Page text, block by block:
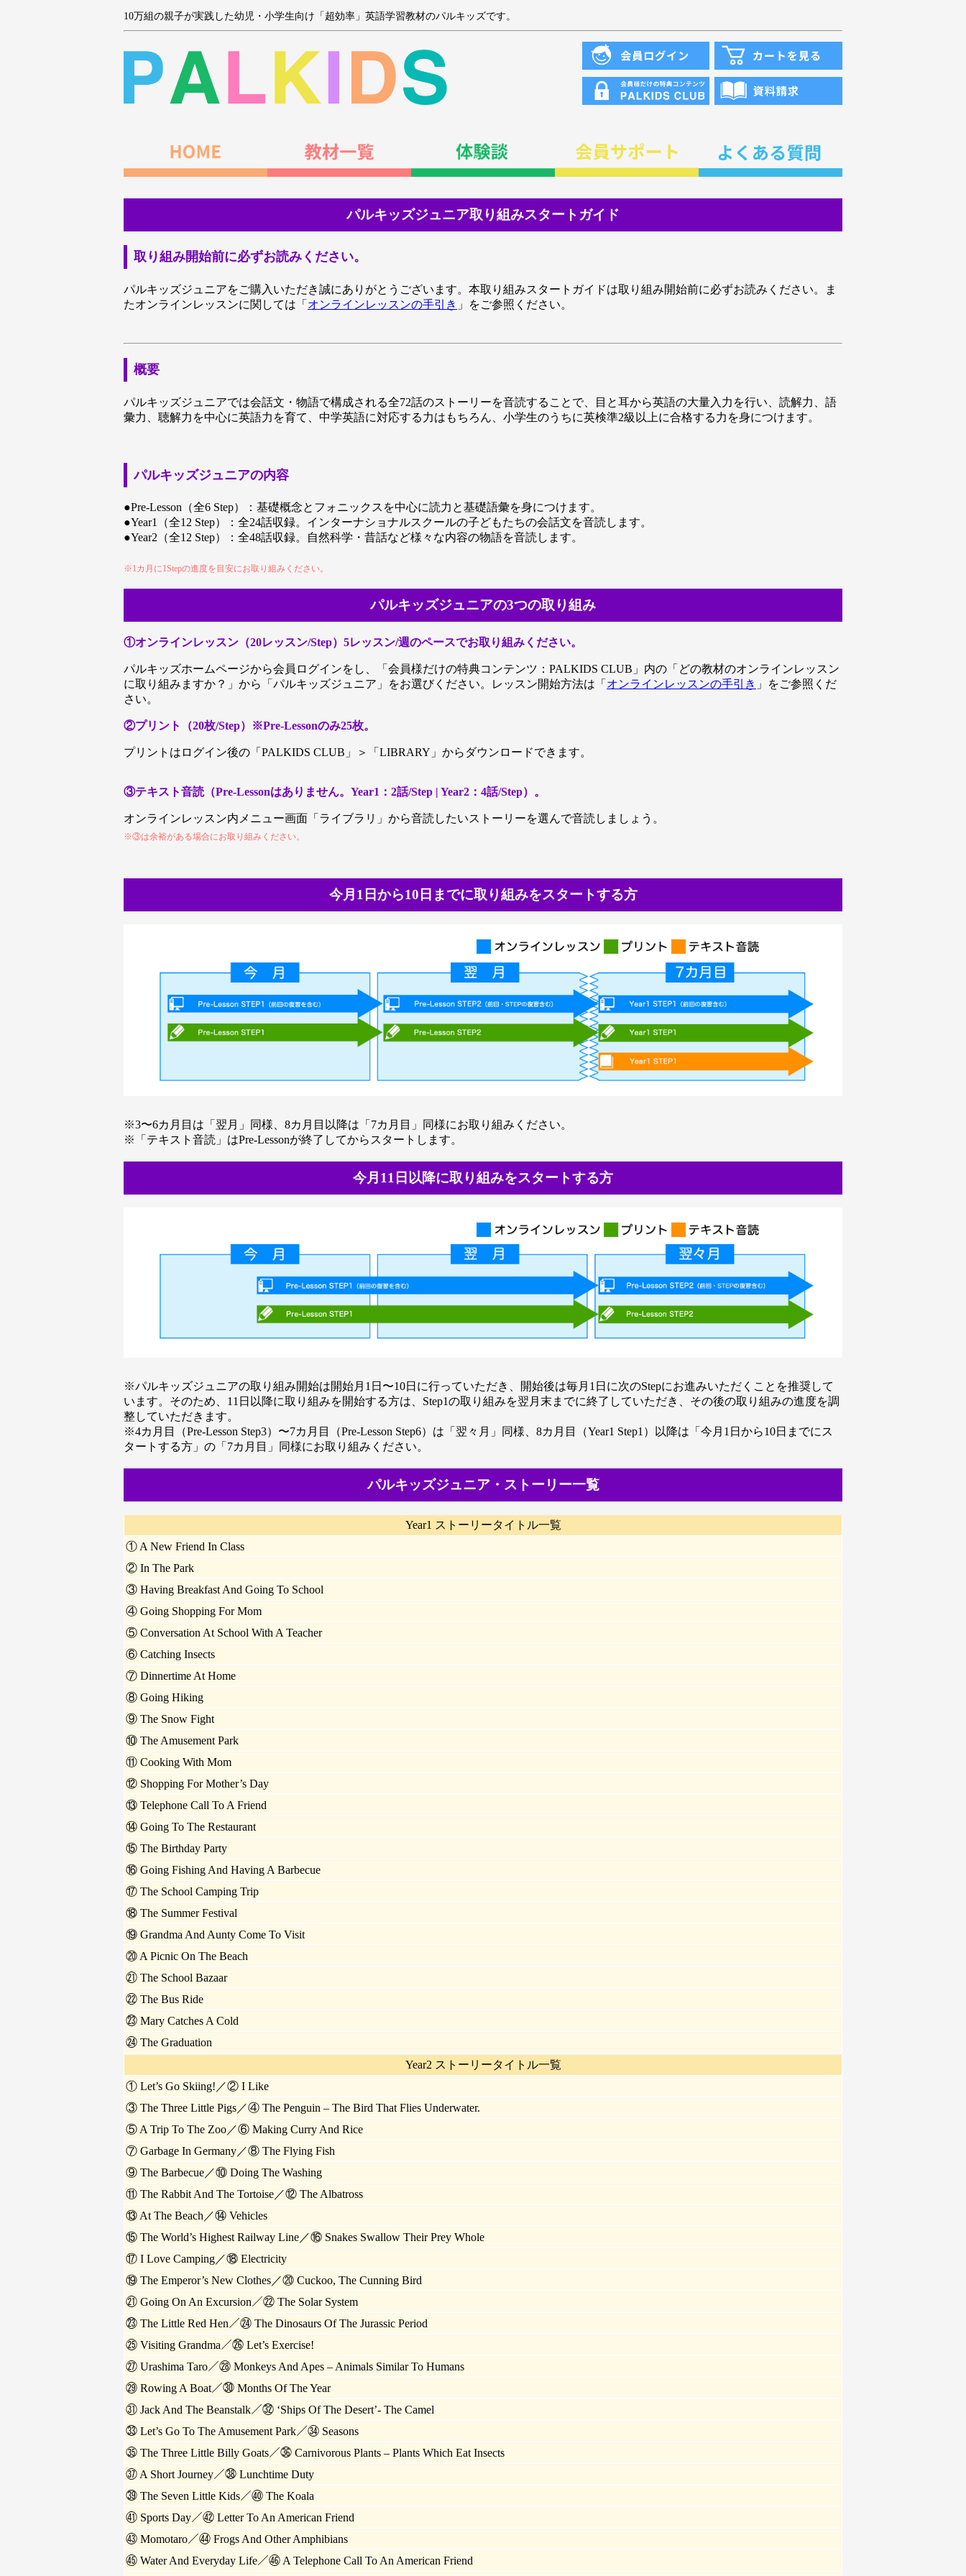
10万組の親子が実践した幼児・小学生向け「超効率」英語学習教材のパルキッズです。
パルキッズジュニア取り組みスタートガイド
取り組み開始前に必ずお読みください。
パルキッズジュニアをご購入いただき誠にありがとうございます。本取り組みスタートガイドは取り組み開始前に必ずお読みください。ま
たオンラインレッスンに関しては「 オンラインレッスンの手引き 」をご参照ください。
概要
パルキッズジュニアでは会話文・物語で構成される全72話のストーリーを音読することで、目と耳から英語の大量入力を行い、読解力、語
彙力、聴解力を中心に英語力を育て、中学英語に対応する力はもちろん、小学生のうちに英検準2級以上に合格する力を身につけます。
パルキッズジュニアの内容
●Pre-Lesson（全6 Step）：基礎概念とフォニックスを中心に読力と基礎語彙を身につけます。
●Year1（全12 Step）：全24話収録。インターナショナルスクールの子どもたちの会話文を音読します。
●Year2（全12 Step）：全48話収録。自然科学・昔話など様々な内容の物語を音読します。
※1カ月に1Stepの進度を目安にお取り組みください。
パルキッズジュニアの3つの取り組み
①オンラインレッスン（20レッスン/Step）5レッスン/週のペースでお取り組みください。
パルキッズホームページから会員ログインをし、「会員様だけの特典コンテンツ：PALKIDS CLUB」内の「どの教材のオンラインレッスン
に取り組みますか？」から「パルキッズジュニア」をお選びください。レッスン開始方法は「 オンラインレッスンの手引き 」をご参照くだ
さい。
②プリント（20枚/Step）※Pre-Lessonのみ25枚。
プリントはログイン後の「PALKIDS CLUB」＞「LIBRARY」からダウンロードできます。
③テキスト音読（Pre-Lessonはありません。Year1：2話/Step | Year2：4話/Step）。
オンラインレッスン内メニュー画面「ライブラリ」から音読したいストーリーを選んで音読しましょう。
※③は余裕がある場合にお取り組みください。
今月1日から10日までに取り組みをスタートする方
※3〜6カ月目は「翌月」同様、8カ月目以降は「7カ月目」同様にお取り組みください。
※「テキスト音読」はPre-Lessonが終了してからスタートします。
今月11日以降に取り組みをスタートする方
※パルキッズジュニアの取り組み開始は開始月1日〜10日に行っていただき、開始後は毎月1日に次のStepにお進みいただくことを推奨して
います。そのため、11日以降に取り組みを開始する方は、Step1の取り組みを翌月末までに終了していただき、その後の取り組みの進度を調
整していただきます。
※4カ月目（Pre-Lesson Step3）〜7カ月目（Pre-Lesson Step6）は「翌々月」同様、8カ月目（Year1 Step1）以降は「今月1日から10日までにス
タートする方」の「7カ月目」同様にお取り組みください。
パルキッズジュニア・ストーリー一覧
Year1 ストーリータイトル一覧
① A New Friend In Class
② In The Park
③ Having Breakfast And Going To School
④ Going Shopping For Mom
⑤ Conversation At School With A Teacher
⑥ Catching Insects
⑦ Dinnertime At Home
⑧ Going Hiking
⑨ The Snow Fight
⑩ The Amusement Park
⑪ Cooking With Mom
⑫ Shopping For Mother’s Day
⑬ Telephone Call To A Friend
⑭ Going To The Restaurant
⑮ The Birthday Party
⑯ Going Fishing And Having A Barbecue
⑰ The School Camping Trip
⑱ The Summer Festival
⑲ Grandma And Aunty Come To Visit
⑳ A Picnic On The Beach
㉑ The School Bazaar
㉒ The Bus Ride
㉓ Mary Catches A Cold
㉔ The Graduation
Year2 ストーリータイトル一覧
① Let’s Go Skiing!／② I Like
③ The Three Little Pigs／④ The Penguin – The Bird That Flies Underwater.
⑤ A Trip To The Zoo／⑥ Making Curry And Rice
⑦ Garbage In Germany／⑧ The Flying Fish
⑨ The Barbecue／⑩ Doing The Washing
⑪ The Rabbit And The Tortoise／⑫ The Albatross
⑬ At The Beach／⑭ Vehicles
⑮ The World’s Highest Railway Line／⑯ Snakes Swallow Their Prey Whole
⑰ I Love Camping／⑱ Electricity
⑲ The Emperor’s New Clothes／⑳ Cuckoo, The Cunning Bird
㉑ Going On An Excursion／㉒ The Solar System
㉓ The Little Red Hen／㉔ The Dinosaurs Of The Jurassic Period
㉕ Visiting Grandma／㉖ Let’s Exercise!
㉗ Urashima Taro／㉘ Monkeys And Apes – Animals Similar To Humans
㉙ Rowing A Boat／㉚ Months Of The Year
㉛ Jack And The Beanstalk／㉜ ‘Ships Of The Desert’- The Camel
㉝ Let’s Go To The Amusement Park／㉞ Seasons
㉟ The Three Little Billy Goats／㊱ Carnivorous Plants – Plants Which Eat Insects
㊲ A Short Journey／㊳ Lunchtime Duty
㊴ The Seven Little Kids／㊵ The Koala
㊶ Sports Day／㊷ Letter To An American Friend
㊸ Momotaro／㊹ Frogs And Other Amphibians
㊺ Water And Everyday Life／㊻ A Telephone Call To An American Friend